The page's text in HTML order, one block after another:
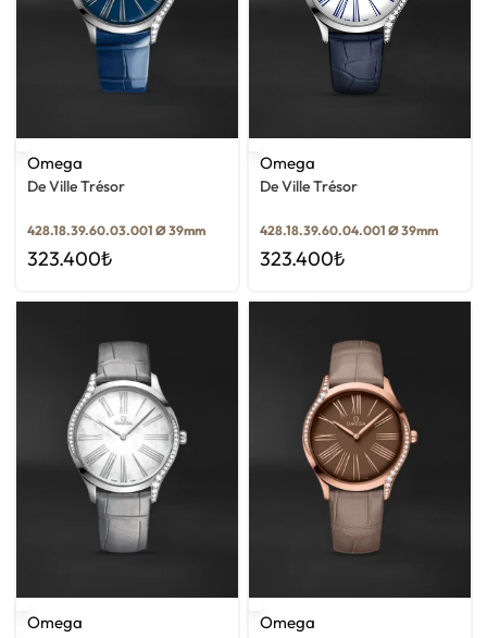
Omega
De Ville Trésor
428.18.39.60.03.001 Ø 39mm
323.400₺
Omega
De Ville Trésor
428.18.39.60.04.001 Ø 39mm
323.400₺
Omega Omega